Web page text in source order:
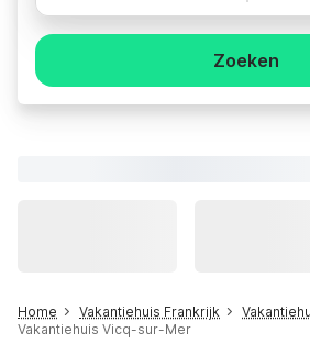
Zoeken
Home Vakantiehuis Frankrijk
Vakantiehuis Vicq-sur-Mer